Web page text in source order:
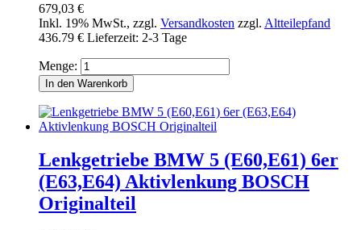
679,03 €
Inkl. 19% MwSt., zzgl. Versandkosten zzgl. Altteilepfand
436.79 € Lieferzeit: 2-3 Tage
Menge:
In den Warenkorb
Lenkgetriebe BMW 5 (E60,E61) 6er
(E63,E64) Aktivlenkung BOSCH
Originalteil